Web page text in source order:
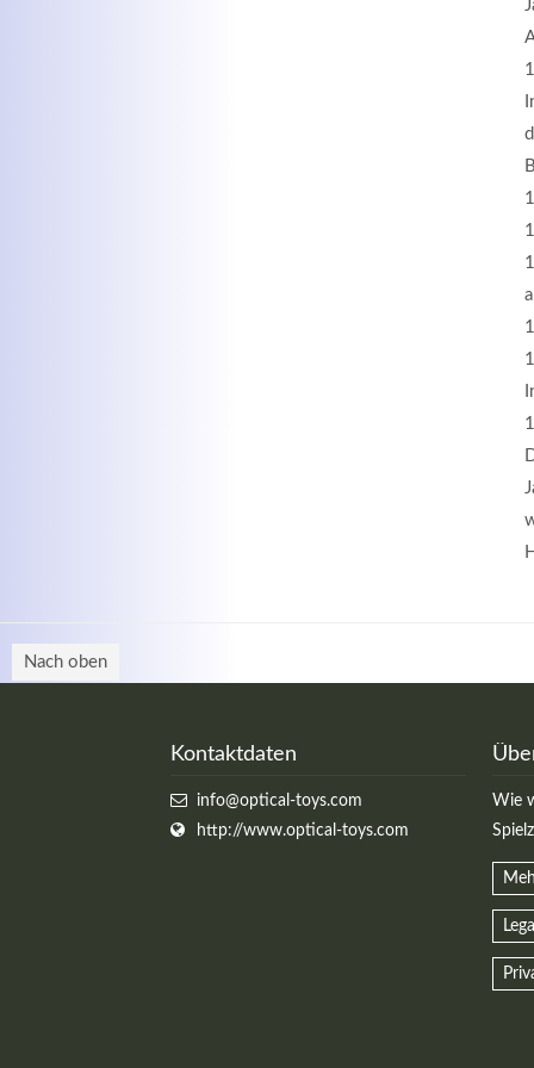
Nach oben
Kontaktdaten
info@optical-toys.com
http://www.optical-toys.com
Wie